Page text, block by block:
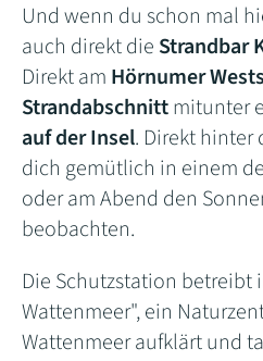
Und wenn du schon mal
auch direkt die Strandbar
Direkt am Hörnumer
Strandabschnittmitunter
auf der Insel. Direkt hinter
dich gemütlich in einem
oder am Abend den
beobachten.
Die Schutzstation betreibt
Wattenmeer", ein
Wattenmeer aufklärt und